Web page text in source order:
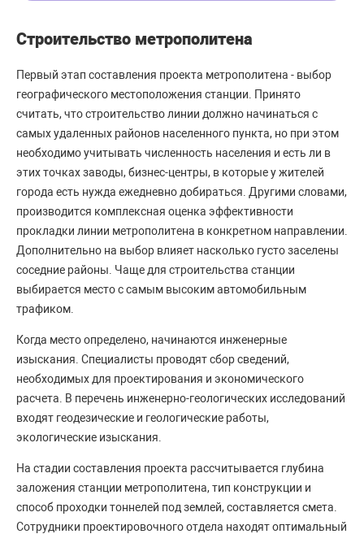
Строительство метрополитена
Первый этап составления проекта метрополитена - выбор
географического местоположения станции. Принято
считать, что строительство линии должно начинаться с
самых удаленных районов населенного пункта, но при этом
необходимо учитывать численность населения и есть ли в
этих точках заводы, бизнес-центры, в которые у жителей
города есть нужда ежедневно добираться. Другими словами,
производится комплексная оценка эффективности
прокладки линии метрополитена в конкретном направлении.
Дополнительно на выбор влияет насколько густо заселены
соседние районы. Чаще для строительства станции
выбирается место с самым высоким автомобильным
трафиком.
Когда место определено, начинаются инженерные
изыскания. Специалисты проводят сбор сведений,
необходимых для проектирования и экономического
расчета. В перечень инженерно-геологических исследований
входят геодезические и геологические работы,
экологические изыскания.
На стадии составления проекта рассчитывается глубина
заложения станции метрополитена, тип конструкции и
способ проходки тоннелей под землей, составляется смета.
Сотрудники проектировочного отдела находят оптимальный